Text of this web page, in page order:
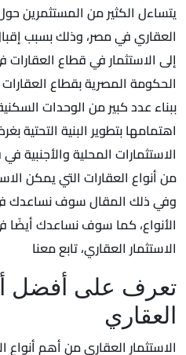
يتساءل الكثير من المستثمرين
العقاري في مصر، وذلك بسبب
إلى الاستثمار في قطاع العقارات
الحكومة المصرية بقطاع
ببناء عدد كبير من الوحدات
اهتمامها بتطوير البنية التحتية
الاستثمارات المحلية والأجنبية
من أنواع العقارات التي يمكن
وفي ذلك المقال سوف نساعدك
الأنواع، كما سوف نساعدك
الاستثمار العقاري، تابع معنا
تعرف على أفضل
العقاري
الاستثمار العقاري من أهم أنواع